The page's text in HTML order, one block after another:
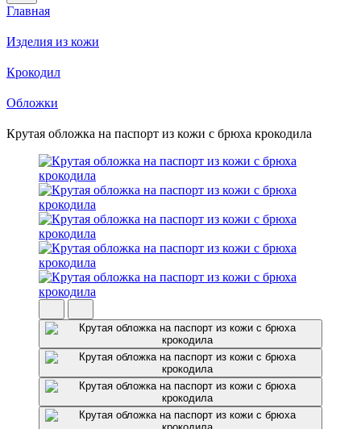
Главная
Изделия из кожи
Крокодил
Обложки
Крутая обложка на паспорт из кожи с брюха крокодила